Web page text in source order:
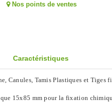
Nos points de ventes
Caractéristiques
Canules, Tamis Plastiques et Tiges
15x85 mm pour la fixation